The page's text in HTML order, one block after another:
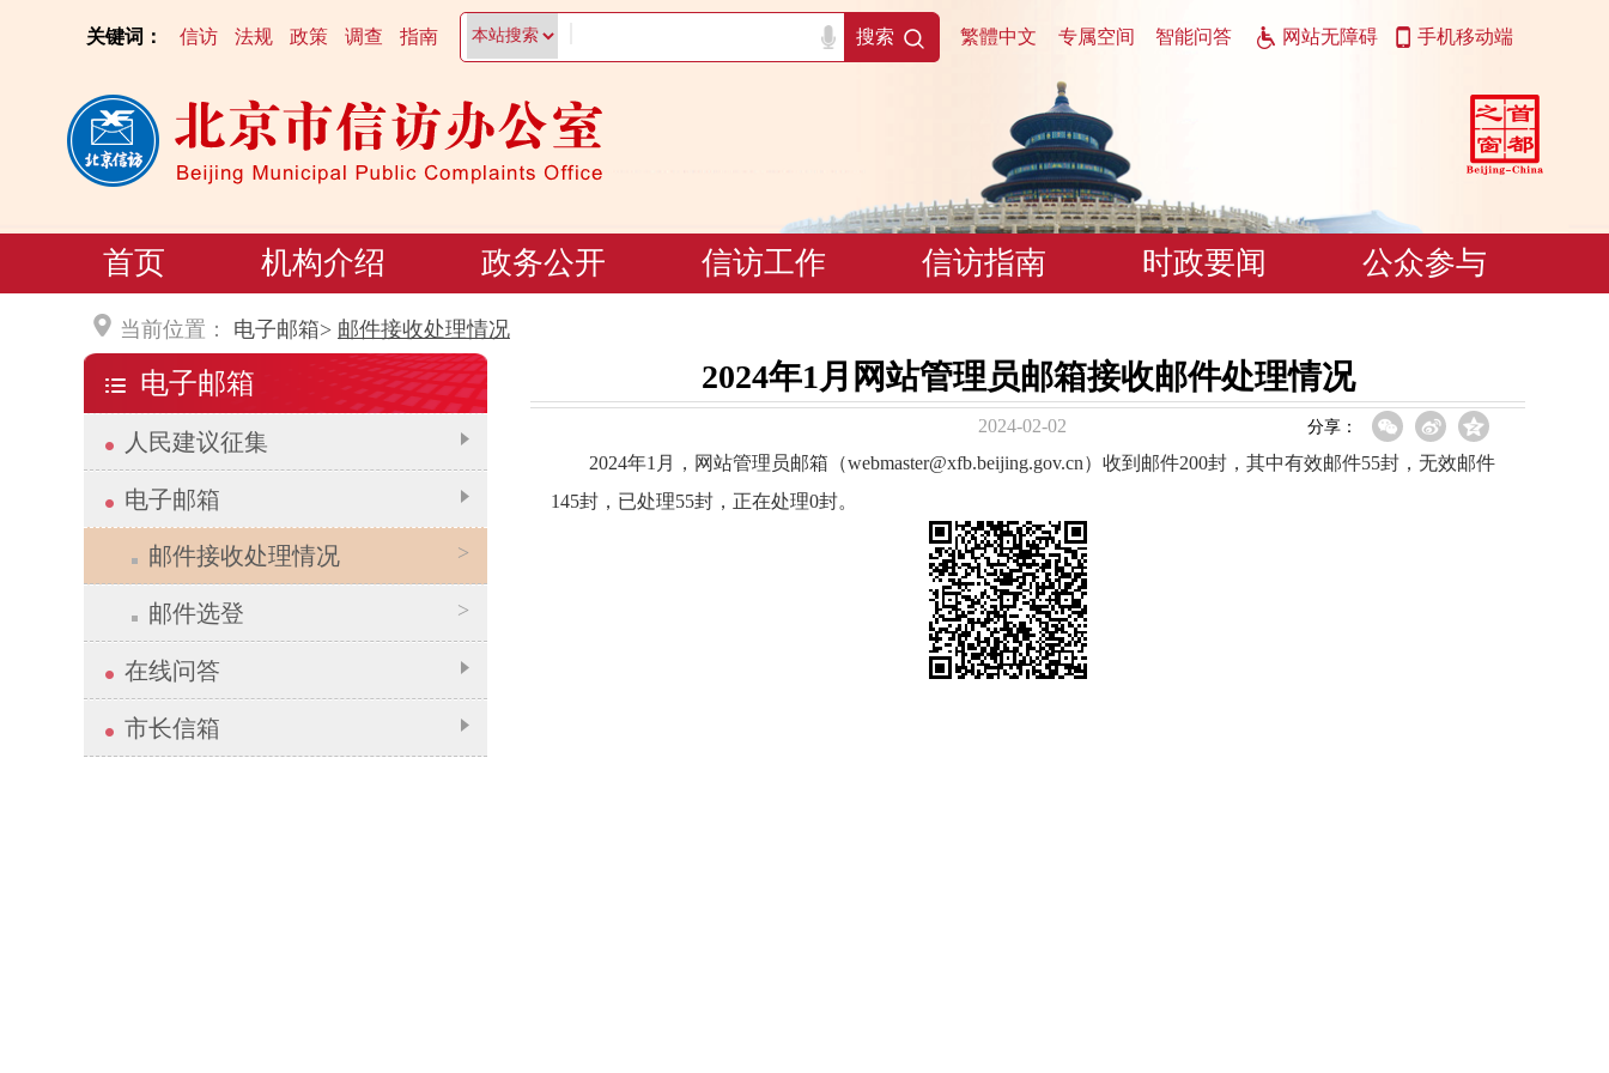
关键词： 信访 法规 政策 调查 指南 搜索 繁體中文 专属空间 网站无障碍
智能问答 手机移动端
首页 机构介绍 政务公开 信访工作 信访指南 时政要闻 公众参与
当前位置： 电子邮箱> 邮件接收处理情况
电子邮箱
人民建议征集
电子邮箱
邮件接收处理情况 >
邮件选登 >
在线问答
市长信箱
2024年1月网站管理员邮箱接收邮件处理情况
2024-02-02 分享：
2024年1月，网站管理员邮箱（webmaster@xfb.beijing.gov.cn）收到邮件200封，其中有效邮件55封，无效邮件
145封，已处理55封，正在处理0封。